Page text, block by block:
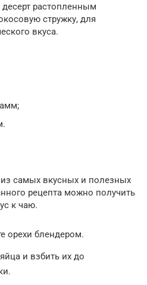
растопленным
стружку, для
вкуса.
самых вкусных и полезных
рецепта можно получить
к чаю.
орехи блендером.
и взбить их до